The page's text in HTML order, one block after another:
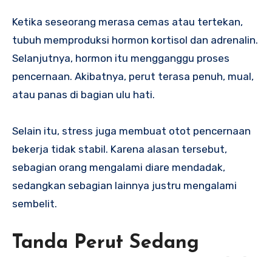
Ketika seseorang merasa cemas atau tertekan,
tubuh memproduksi hormon kortisol dan adrenalin.
Selanjutnya, hormon itu mengganggu proses
pencernaan. Akibatnya, perut terasa penuh, mual,
atau panas di bagian ulu hati.
Selain itu, stress juga membuat otot pencernaan
bekerja tidak stabil. Karena alasan tersebut,
sebagian orang mengalami diare mendadak,
sedangkan sebagian lainnya justru mengalami
sembelit.
Tanda Perut Sedang